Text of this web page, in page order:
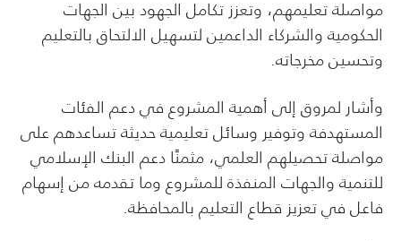
مواصلة تعليمهم، وتعزز تكامل الجهود بين الجهات
الحكومية والشركاء الداعمين لتسهيل الالتحاق بالتعليم
وتحسين مخرجاته.
وأشار لمروق إلى أهمية المشروع في دعم الفئات
المستهدفة وتوفير وسائل تعليمية حديثة تساعدهم على
مواصلة تحصيلهم العلمي، مثمنًا دعم البنك الإسلامي
للتنمية والجهات المنفذة للمشروع وما تقدمه من إسهام
فاعل في تعزيز قطاع التعليم بالمحافظة.